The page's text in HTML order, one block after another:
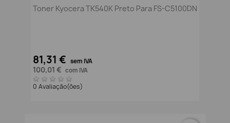
Toner Kyocera TK540K Preto Para FS-C5100DN
81,31 € sem IVA
100,01 € com IVA
0 Avaliação(ões)